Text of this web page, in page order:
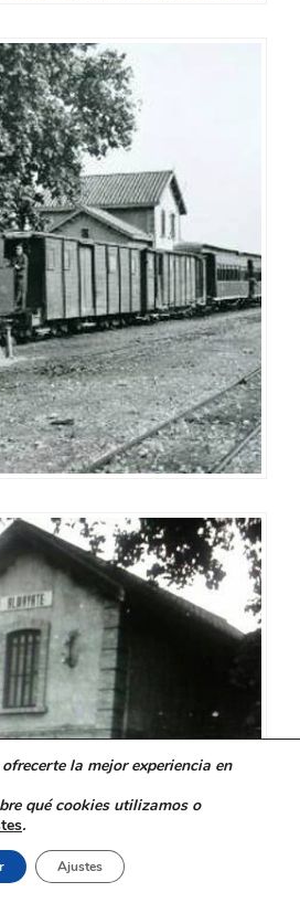
la mejor experiencia en
qué cookies utilizamos o
.
Ajustes